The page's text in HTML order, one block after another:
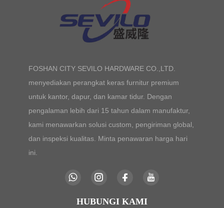
FOSHAN CITY SEVILO HARDWARE CO.,LTD.
menyediakan perangkat keras furnitur premium
untuk kantor, dapur, dan kamar tidur. Dengan
pengalaman lebih dari 15 tahun dalam manufaktur,
kami menawarkan solusi custom, pengiriman global,
dan inspeksi kualitas. Minta penawaran harga hari
ini.
HUBUNGI KAMI